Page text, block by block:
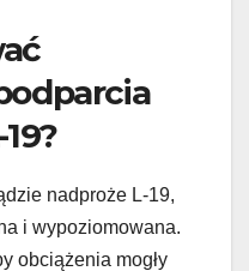
nadproże L-19,
i wypoziomowana.
obciążenia mogły